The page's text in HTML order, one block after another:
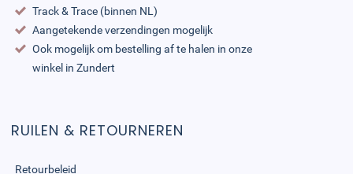
Track & Trace (binnen NL)
Aangetekende verzendingen mogelijk
Ook mogelijk om bestelling af te halen in onze
winkel in Zundert
RUILEN & RETOURNEREN
Retourbeleid